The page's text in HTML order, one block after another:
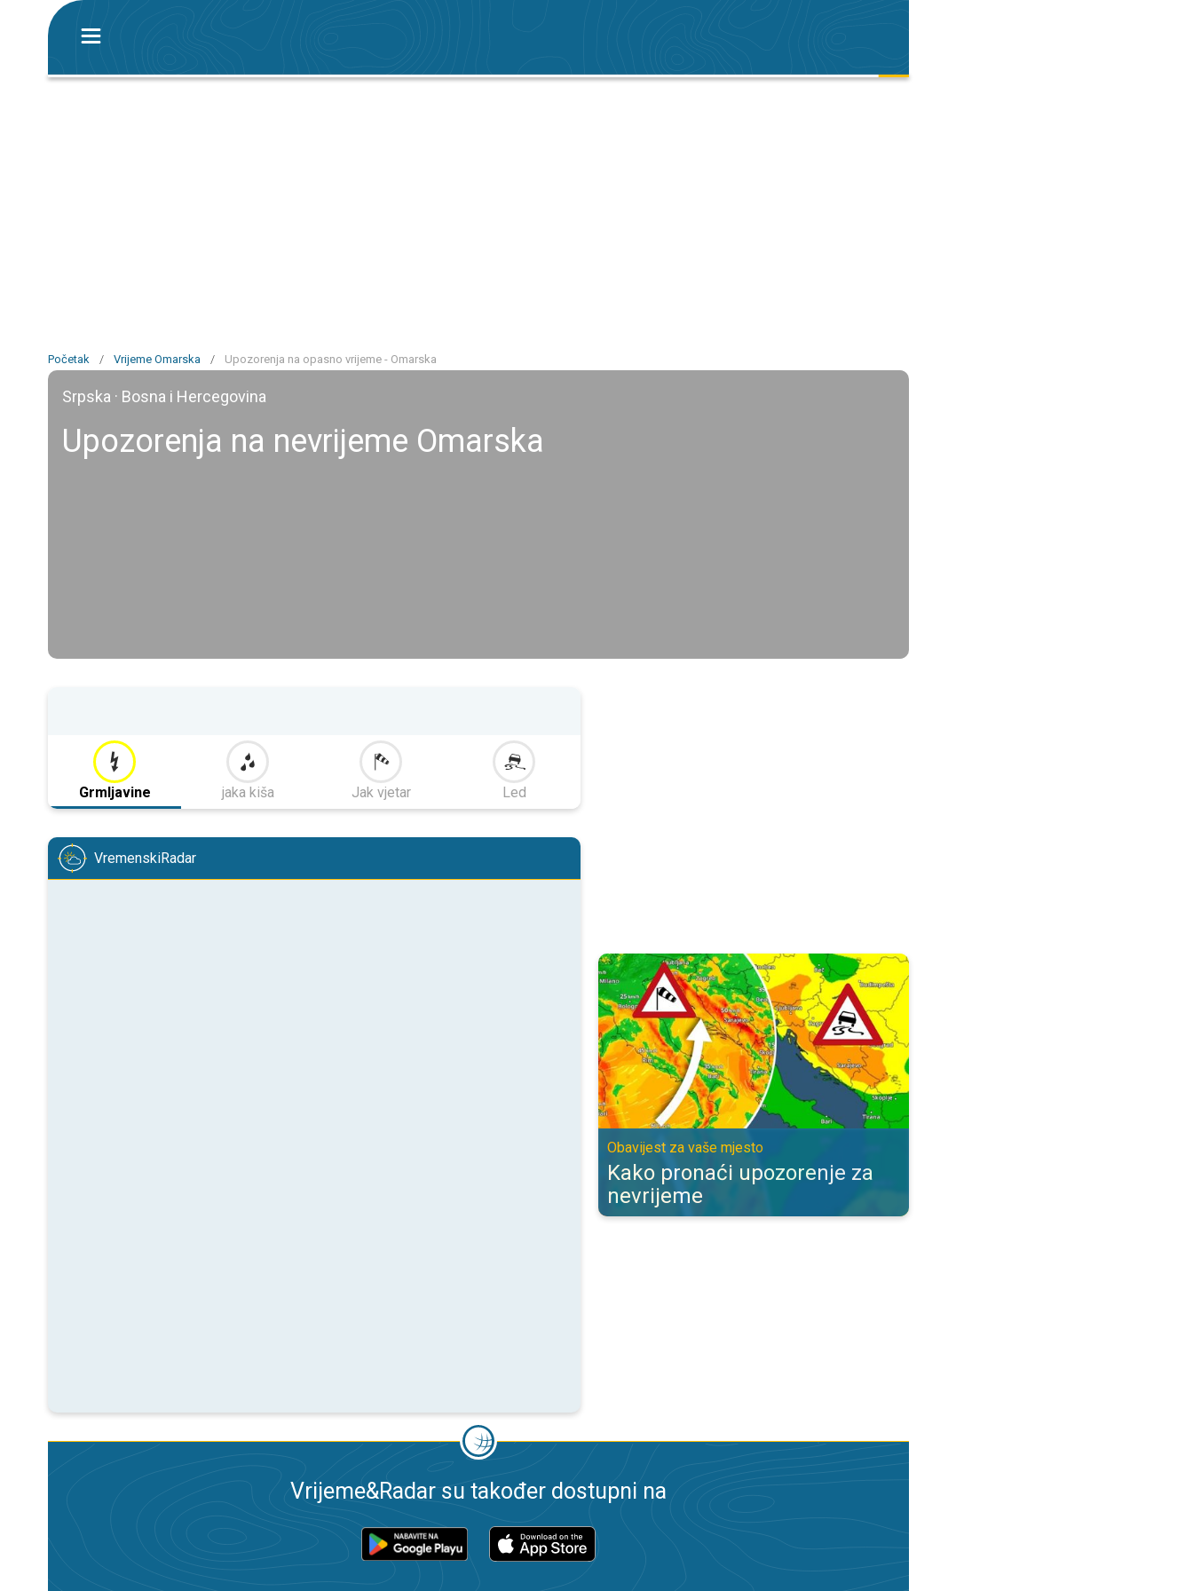
Početak / Vrijeme Omarska / Upozorenja na opasno vrijeme - Omarska
Srpska · Bosna i Hercegovina
Upozorenja na nevrijeme Omarska
Grmljavine jaka kiša Jak vjetar Led
VremenskiRadar
Kako pronaći upozorenje za nevrijeme. Obavijest za vaše mjesto. . .
Obavijest za vaše mjesto
Kako pronaći upozorenje za
nevrijeme
Vrijeme&Radar su također dostupni na